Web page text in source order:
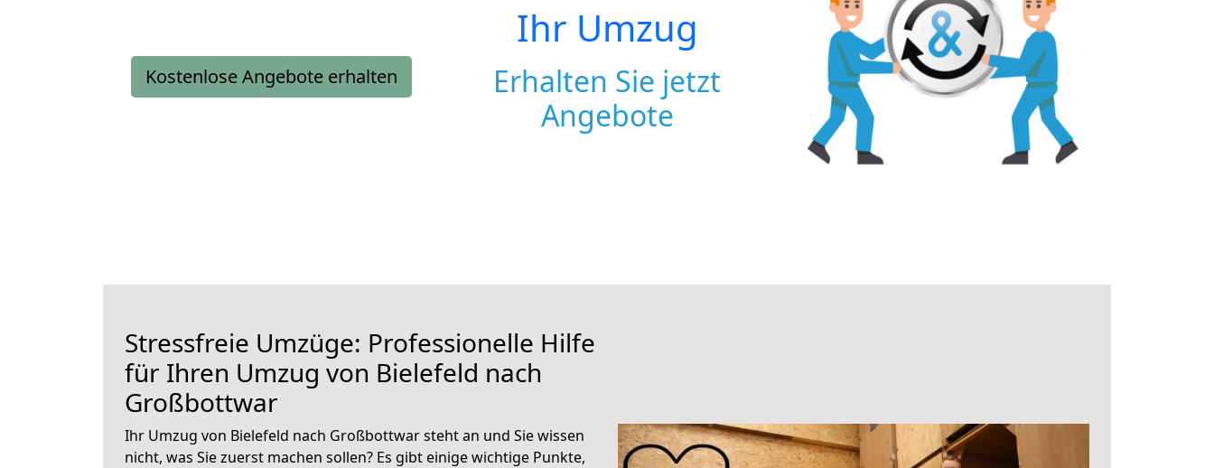
Kostenlose Angebote erhalten
Ihr Umzug
Erhalten Sie jetzt
Angebote
Stressfreie Umzüge: Professionelle Hilfe
für Ihren Umzug von Bielefeld nach
Großbottwar
Ihr Umzug von Bielefeld nach Großbottwar steht an und Sie wissen
nicht, was Sie zuerst machen sollen? Es gibt einige wichtige Punkte,